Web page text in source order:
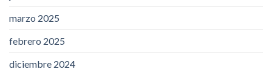
marzo 2025
febrero 2025
diciembre 2024